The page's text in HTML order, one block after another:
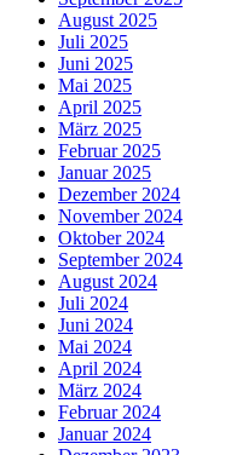
August 2025
Juli 2025
Juni 2025
Mai 2025
April 2025
März 2025
Februar 2025
Januar 2025
Dezember 2024
November 2024
Oktober 2024
September 2024
August 2024
Juli 2024
Juni 2024
Mai 2024
April 2024
März 2024
Februar 2024
Januar 2024